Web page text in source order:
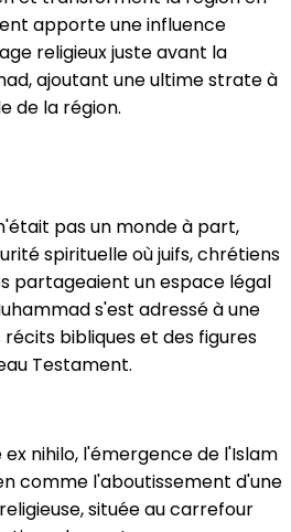
apporte une influence
religieux juste avant la
ajoutant une ultime strate à
de la région.
pas un monde à part,
spirituelle où juifs, chrétiens
partageaient un espace légal
s'est adressé à une
bibliques et des figures
Testament.
nihilo, l'émergence de l'Islam
comme l'aboutissement d'une
située au carrefour